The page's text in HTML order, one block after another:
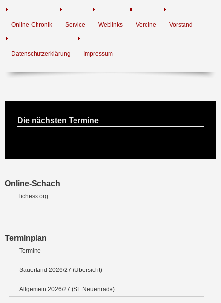
Online-Chronik Service Weblinks Vereine Vorstand
Datenschutzerklärung Impressum
Die nächsten Termine
Online-Schach
lichess.org
Terminplan
Termine
Sauerland 2026/27 (Übersicht)
Allgemein 2026/27 (SF Neuenrade)